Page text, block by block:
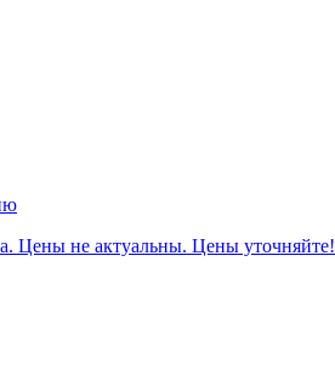
Цены не актуальны. Цены уточняйте!